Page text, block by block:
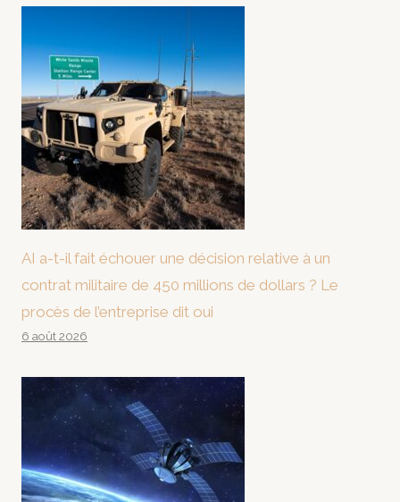
AI a-t-il fait échouer une décision relative à un
contrat militaire de 450 millions de dollars ? Le
procès de l’entreprise dit oui
6 août 2026